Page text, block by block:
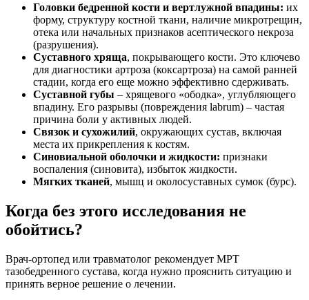
Головки бедренной кости и вертлужной впадины: их
форму, структуру костной ткани, наличие микротрещин,
отека или начальных признаков асептического некроза
(разрушения).
Суставного хряща, покрывающего кости. Это ключево
для диагностики артроза (коксартроза) на самой ранней
стадии, когда его еще можно эффективно сдерживать.
Суставной губы – хрящевого «ободка», углубляющего
впадину. Его разрывы (повреждения labrum) – частая
причина боли у активных людей.
Связок и сухожилий, окружающих сустав, включая
места их прикрепления к костям.
Синовиальной оболочки и жидкости: признаки
воспаления (синовита), избыток жидкости.
Мягких тканей, мышц и околосуставных сумок (бурс).
Когда без этого исследования не
обойтись?
Врач-ортопед или травматолог рекомендует МРТ
тазобедренного сустава, когда нужно прояснить ситуацию и
принять верное решение о лечении.